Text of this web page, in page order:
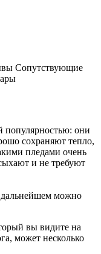
Сопутствующие
популярностью: они
сохраняют тепло,
пледами очень
и не требуют
дальнейшем можно
вы видите на
может несколько